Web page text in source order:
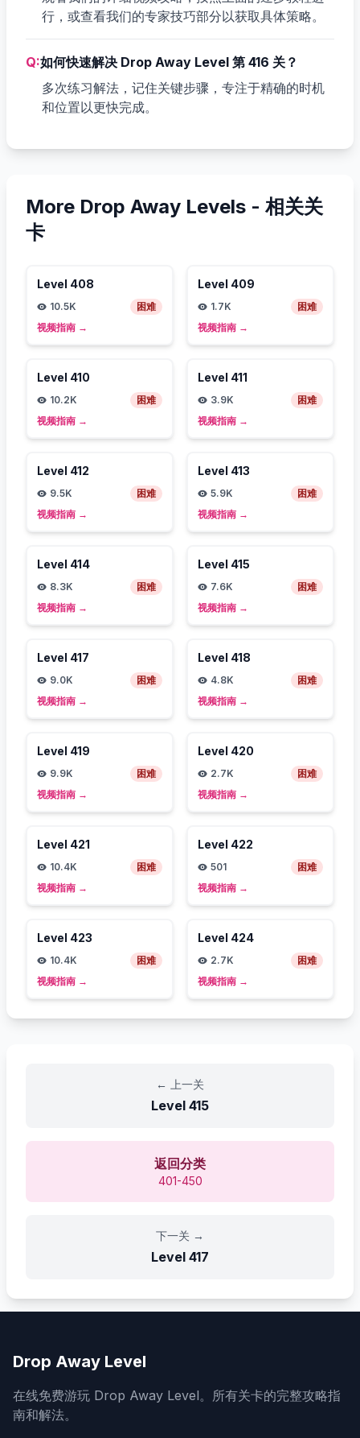
行，或查看我们的专家技巧部分以获取具体策略。
Q:如何快速解决 Drop Away Level 第 416 关？
多次练习解法，记住关键步骤，专注于精确的时机
和位置以更快完成。
More Drop Away Levels - 相关关
卡
Level 408
10.5K
困难
视频指南 →
Level 409
1.7K
困难
视频指南 →
Level 410
10.2K
困难
视频指南 →
Level 411
3.9K
困难
视频指南 →
Level 412
9.5K
困难
视频指南 →
Level 413
5.9K
困难
视频指南 →
Level 414
8.3K
困难
视频指南 →
Level 415
7.6K
困难
视频指南 →
Level 417
9.0K
困难
视频指南 →
Level 418
4.8K
困难
视频指南 →
Level 419
9.9K
困难
视频指南 →
Level 420
2.7K
困难
视频指南 →
Level 421
10.4K
困难
视频指南 →
Level 422
501
困难
视频指南 →
Level 423
10.4K
困难
视频指南 →
Level 424
2.7K
困难
视频指南 →
← 上一关
Level 415
返回分类
401-450
下一关 →
Level 417
Drop Away Level
在线免费游玩 Drop Away Level。所有关卡的完整攻略指
南和解法。